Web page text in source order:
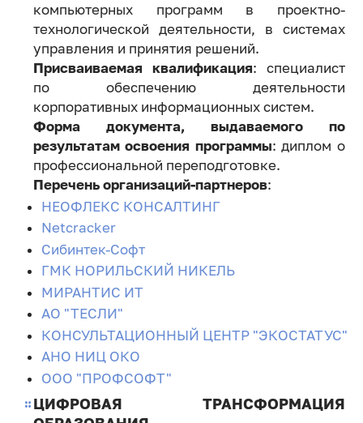
компьютерных программ в проектно-
технологической деятельности, в системах
управления и принятия решений.
Присваиваемая квалификация: специалист
по обеспечению деятельности
корпоративных информационных систем.
Форма документа, выдаваемого по
результатам освоения программы: диплом о
профессиональной переподготовке.
Перечень организаций-партнеров:
НЕОФЛЕКС КОНСАЛТИНГ
Netcracker
Сибинтек-Софт
ГМК НОРИЛЬСКИЙ НИКЕЛЬ
МИРАНТИС ИТ
АО "ТЕСЛИ"
КОНСУЛЬТАЦИОННЫЙ ЦЕНТР "ЭКОСТАТУС"
АНО НИЦ ОКО
ООО "ПРОФСОФТ"
ЦИФРОВАЯ ТРАНСФОРМАЦИЯ